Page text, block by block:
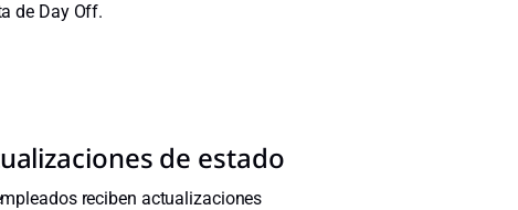
de Day Off.
de estado
reciben actualizaciones